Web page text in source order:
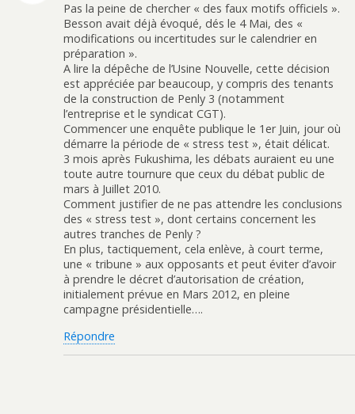
Pas la peine de chercher « des faux motifs officiels ».
Besson avait déjà évoqué, dés le 4 Mai, des «
modifications ou incertitudes sur le calendrier en
préparation ».
A lire la dépêche de l’Usine Nouvelle, cette décision
est appréciée par beaucoup, y compris des tenants
de la construction de Penly 3 (notamment
l’entreprise et le syndicat CGT).
Commencer une enquête publique le 1er Juin, jour où
démarre la période de « stress test », était délicat.
3 mois après Fukushima, les débats auraient eu une
toute autre tournure que ceux du débat public de
mars à Juillet 2010.
Comment justifier de ne pas attendre les conclusions
des « stress test », dont certains concernent les
autres tranches de Penly ?
En plus, tactiquement, cela enlève, à court terme,
une « tribune » aux opposants et peut éviter d’avoir
à prendre le décret d’autorisation de création,
initialement prévue en Mars 2012, en pleine
campagne présidentielle….
Répondre